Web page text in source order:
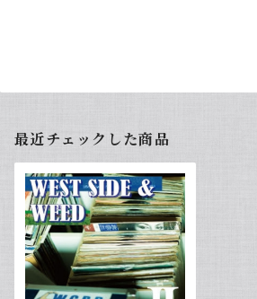
最近チェックした商品